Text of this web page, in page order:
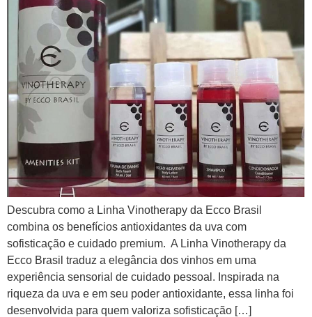
Descubra como a Linha Vinotherapy da Ecco Brasil
combina os benefícios antioxidantes da uva com
sofisticação e cuidado premium. A Linha Vinotherapy da
Ecco Brasil traduz a elegância dos vinhos em uma
experiência sensorial de cuidado pessoal. Inspirada na
riqueza da uva e em seu poder antioxidante, essa linha foi
desenvolvida para quem valoriza sofisticação […]